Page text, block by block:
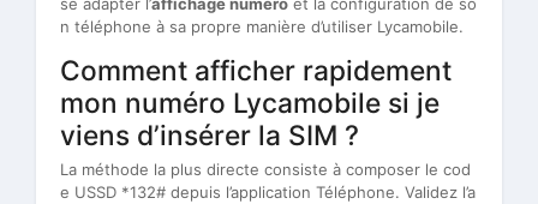
n téléphone à sa propre manière d’utiliser Lycamobile.
Comment afficher rapidement
mon numéro Lycamobile si je
viens d’insérer la SIM ?
La méthode la plus directe consiste à composer le cod
e USSD *132# depuis l’application Téléphone. Validez l’a